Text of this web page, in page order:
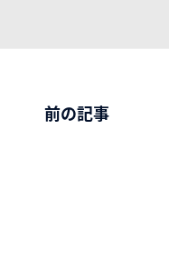
前の記事